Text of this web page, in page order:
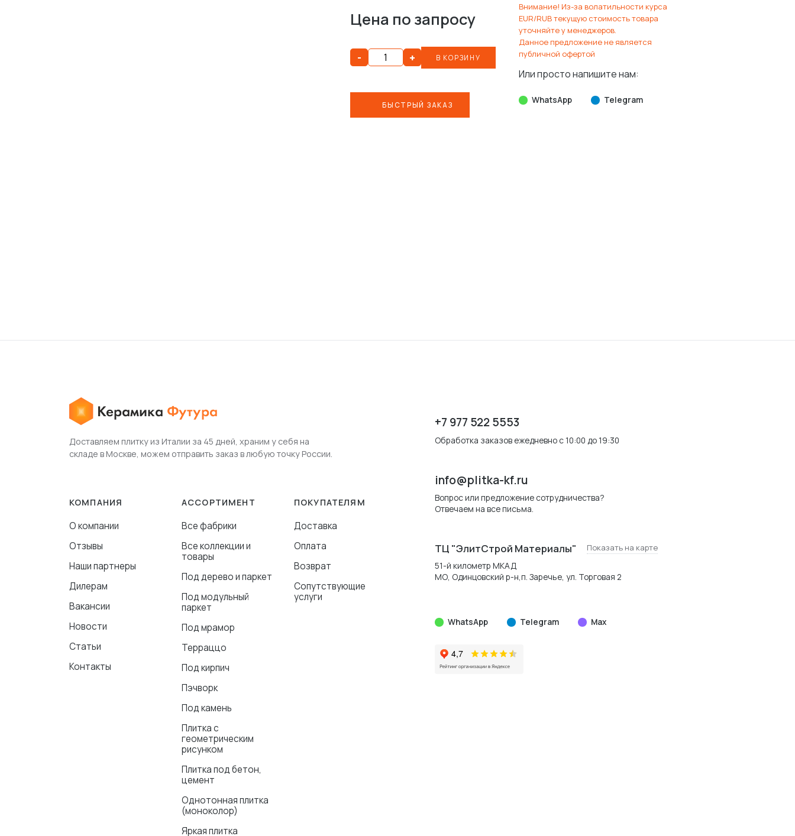
Цена по запросу
- + В КОРЗИНУ
Внимание! Из-за волатильности курса
EUR/RUB текущую стоимость товара
уточняйте у менеджеров.
Данное предложение не является
публичной офертой
БЫСТРЫЙ ЗАКАЗ
Или просто напишите нам:
WhatsApp Telegram
Доставляем плитку из Италии за 45 дней, храним у себя на
складе в Москве, можем отправить заказ в любую точку России.
КОМПАНИЯ
О компании
Отзывы
Наши партнеры
Дилерам
Вакансии
Новости
Статьи
Контакты
АССОРТИМЕНТ
Все фабрики
Все коллекции и
товары
Под дерево и паркет
Под модульный
паркет
Под мрамор
Терраццо
Под кирпич
Пэчворк
Под камень
Плитка с
геометрическим
рисунком
Плитка под бетон,
цемент
Однотонная плитка
(моноколор)
Яркая плитка
ПОКУПАТЕЛЯМ
Доставка
Оплата
Возврат
Сопутствующие
услуги
+7 977 522 5553
Обработка заказов ежедневно с 10:00 до 19:30
info@plitka-kf.ru
Вопрос или предложение сотрудничества?
Отвечаем на все письма.
ТЦ "ЭлитСтрой Материалы" Показать на карте
51-й километр МКАД
МО, Одинцовский р-н,п. Заречье, ул. Торговая 2
WhatsApp Telegram Max